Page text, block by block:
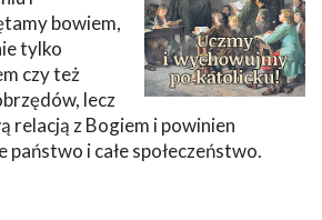
bowiem,
tylko
czy też
lecz
relacją z Bogiem i powinien
państwo i całe społeczeństwo.